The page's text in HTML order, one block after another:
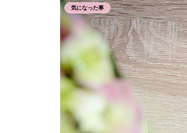
気になった事